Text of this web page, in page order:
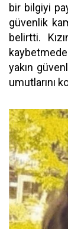
bir bilgiyi
güvenlik
belirtti.
yakın
umutlarını